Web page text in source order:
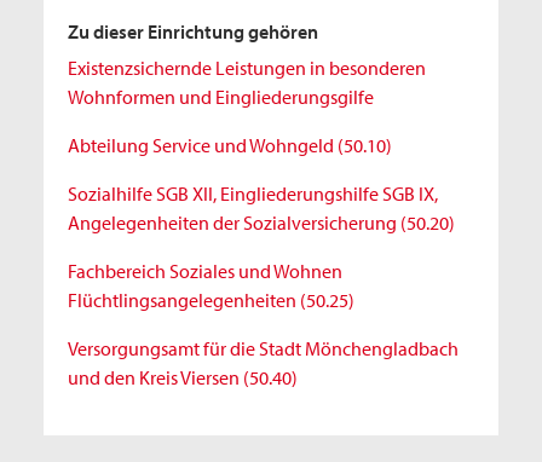
Zu dieser Einrichtung gehören
Existenzsichernde Leistungen in besonderen
Wohnformen und Eingliederungsgilfe
Abteilung Service und Wohngeld (50.10)
Sozialhilfe SGB XII, Eingliederungshilfe SGB IX,
Angelegenheiten der Sozialversicherung (50.20)
Fachbereich Soziales und Wohnen
Flüchtlingsangelegenheiten (50.25)
Versorgungsamt für die Stadt Mönchengladbach
und den Kreis Viersen (50.40)